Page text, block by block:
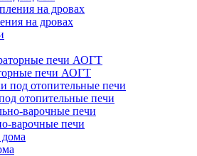
на дровах
печи АОГТ
отопительные печи
варочные печи